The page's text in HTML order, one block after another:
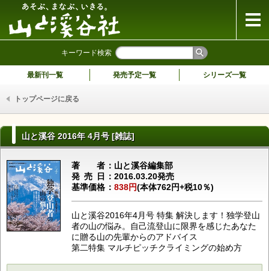
キーワード検索
最新刊一覧 発売予定一覧 シリーズ一覧
トップページに戻る
山と溪谷 2016年 4月号 [雑誌]
著者山と溪谷編集部
発売日 2016.03.20発売
基準価格
838円(本体762円+税10％)
山と溪谷2016年4月号 特集 解決します！独学登山
者の山の悩み。自己流登山に限界を感じたあなた
に贈る山の先輩からのアドバイス
第二特集 マルチピッチクライミングの始め方